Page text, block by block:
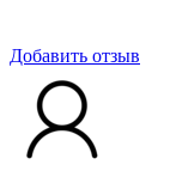
Добавить отзыв